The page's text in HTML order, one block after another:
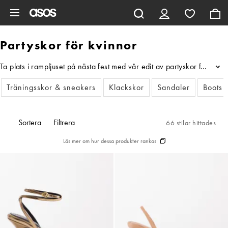
Partyskor för kvinnor
Ta plats i rampljuset på nästa fest med vår edit av partyskor för
...
Träningsskor & sneakers
Klackskor Sandaler Boots
Sortera Filtrera 66 stilar hittades
Läs mer om hur dessa produkter rankas